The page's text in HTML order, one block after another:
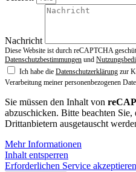
Nachricht
Diese Website ist durch reCAPTCHA
Datenschutzbestimmungen und
Ich habe die Datenschutzerklärung zur
Verarbeitung meiner personenbezogenen
Sie müssen den Inhalt von
abzuschicken. Bitte beachten Sie,
Drittanbietern ausgetauscht
Mehr Informationen
Inhalt entsperren
Erforderlichen Service